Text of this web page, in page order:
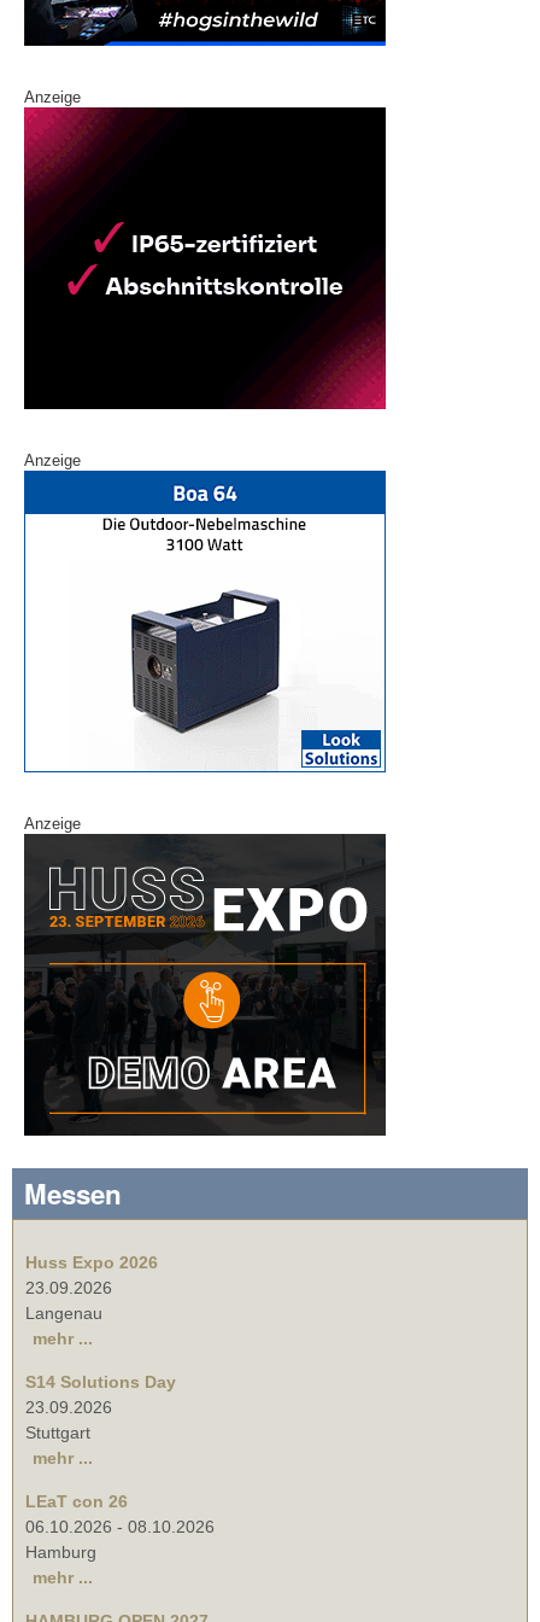
Anzeige
Anzeige
Anzeige
Messen
Huss Expo 2026
23.09.2026
Langenau
mehr ...
S14 Solutions Day
23.09.2026
Stuttgart
mehr ...
LEaT con 26
06.10.2026 - 08.10.2026
Hamburg
mehr ...